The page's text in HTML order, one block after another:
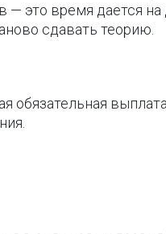
это время дается
сдавать теорию.